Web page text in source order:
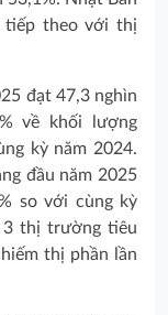
tiếp theo với thị
đạt 47,3 nghìn
về khối lượng
kỳ năm 2024.
đầu năm 2025
so với cùng kỳ
3 thị trường tiêu
thị phần lần